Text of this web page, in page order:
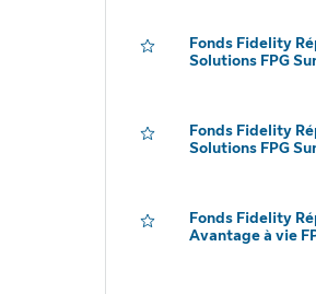
Fonds Fidelity
Solutions FPG
Fonds Fidelity
Solutions FPG
Fonds Fidelity
Avantage à vie